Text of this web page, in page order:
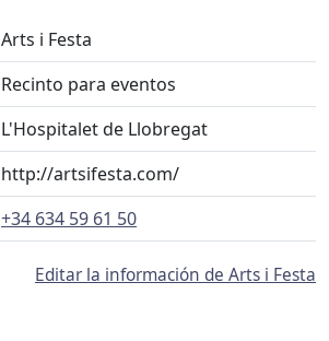
Arts i Festa
Recinto para eventos
L'Hospitalet de Llobregat
http://artsifesta.com/
+34 634 59 61 50
Editar la información de Arts i Festa